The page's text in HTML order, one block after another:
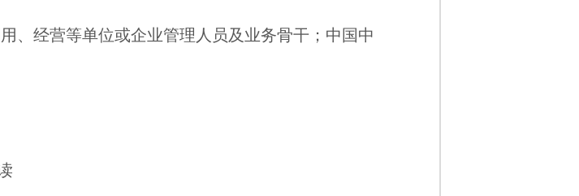
、经营等单位或企业管理人员及业务骨干；中国中